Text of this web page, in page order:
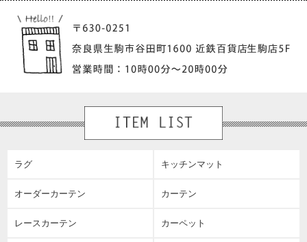
ラグ キッチンマット
オーダーカーテン カーテン
レースカーテン カーペット